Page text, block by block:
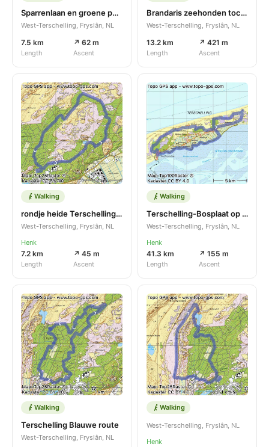
Sparrenlaan en groene pollen
West-Terschelling, Fryslân, NL
7.5 km
Length
↗ 62 m
Ascent
Brandaris zeehonden tocht
West-Terschelling, Fryslân, NL
13.2 km
Length
↗ 421 m
Ascent
Walking
rondje heide Terschelling West
West-Terschelling, Fryslân, NL
Henk
7.2 km
Length
↗ 45 m
Ascent
Walking
Terschelling-Bosplaat op fiets
West-Terschelling, Fryslân, NL
Henk
41.3 km
Length
↗ 155 m
Ascent
Walking
Terschelling Blauwe route
West-Terschelling, Fryslân, NL
Walking
West-Terschelling, Fryslân, NL
Henk